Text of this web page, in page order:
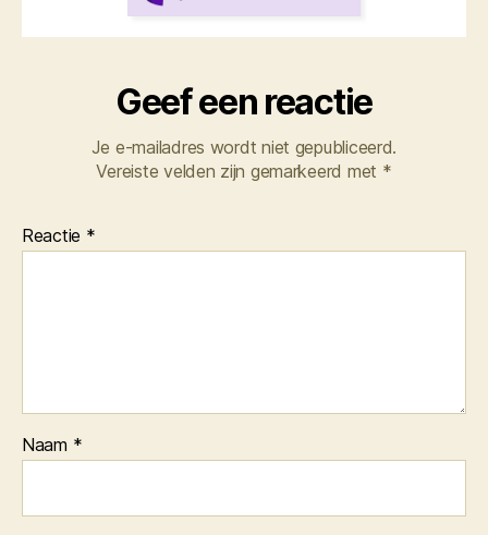
Geef een reactie
Je e-mailadres wordt niet gepubliceerd.
Vereiste velden zijn gemarkeerd met *
Reactie *
Naam *